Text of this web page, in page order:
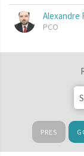
Alexandre
PCO
PRES